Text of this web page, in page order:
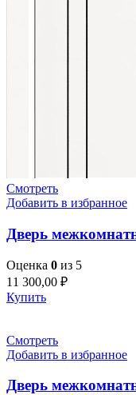
Смотреть
Добавить в избранное
Дверь
Оценка 0 из 5
11 300,00 ₽
Купить
Смотреть
Добавить в избранное
Дверь